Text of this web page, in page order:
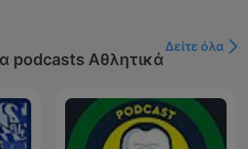
podcasts Αθλητικά
Δείτε όλα